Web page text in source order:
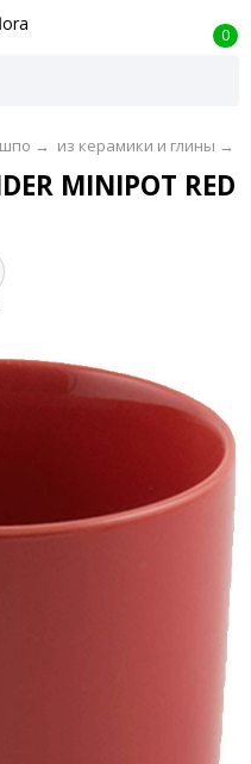
0
→ из керамики и глины →
MINIPOT RED